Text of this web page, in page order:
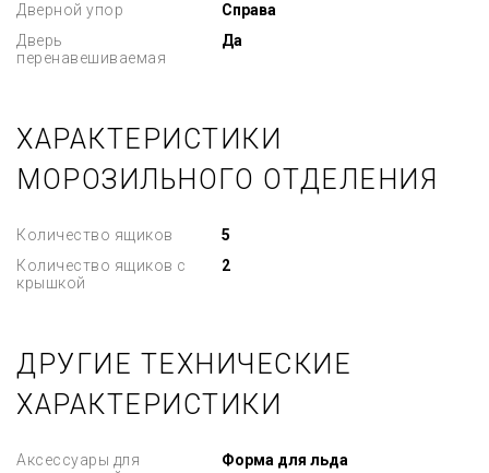
Дверной упор
Справа
Дверь
перенавешиваемая
Да
ХАРАКТЕРИСТИКИ
МОРОЗИЛЬНОГО ОТДЕЛЕНИЯ
Количество ящиков
5
Количество ящиков с
крышкой
2
ДРУГИЕ ТЕХНИЧЕСКИЕ
ХАРАКТЕРИСТИКИ
Аксессуары для
Форма для льда